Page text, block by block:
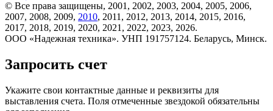
© Все права защищены, 2001, 2002, 2003, 2004, 2005, 2006,
2007, 2008, 2009, 2010, 2011, 2012, 2013, 2014, 2015, 2016,
2017, 2018, 2019, 2020, 2021, 2022, 2023, 2026.
ООО «Надежная техника». УНП 191757124. Беларусь, Минск.
Запросить счет
Укажите свои контактные данные и реквизиты для
выставления счета. Поля отмеченные звездокой обязательны